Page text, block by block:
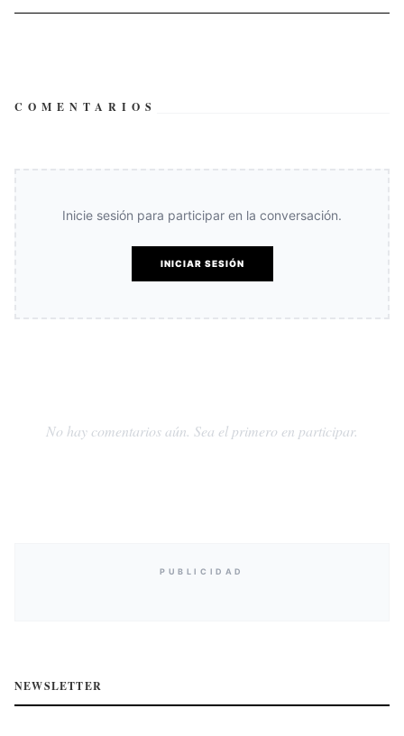
COMENTARIOS
Inicie sesión para participar en la conversación.
INICIAR SESIÓN
No hay comentarios aún. Sea el primero en participar.
PUBLICIDAD
NEWSLETTER